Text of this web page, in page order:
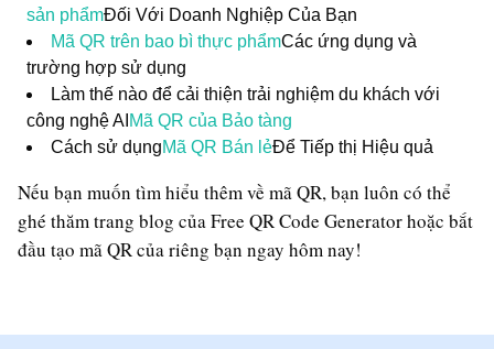
sản phẩmĐối Với Doanh Nghiệp Của Bạn
Mã QR trên bao bì thực phẩmCác ứng dụng và
trường hợp sử dụng
Làm thế nào để cải thiện trải nghiệm du khách với
công nghệ AI Mã QR của Bảo tàng
Cách sử dụngMã QR Bán lẻĐể Tiếp thị Hiệu quả
Nếu bạn muốn tìm hiểu thêm về mã QR, bạn luôn có thể
ghé thăm trang blog của Free QR Code Generator hoặc bắt
đầu tạo mã QR của riêng bạn ngay hôm nay!